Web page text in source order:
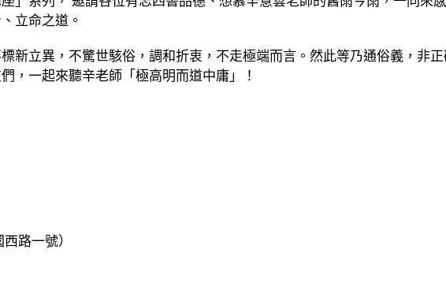
立命之道。
新立異，不驚世駭俗，調和折衷，不走極端而言。然此等乃通俗義，非
，一起來聽辛老師「極高明而道中庸」！
路一號）